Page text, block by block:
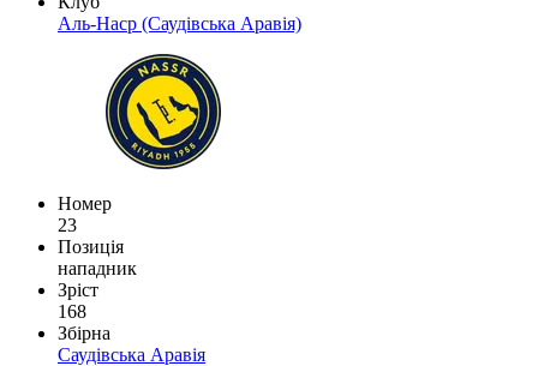
Аль-Наср (Саудівська Аравія)
Номер
23
Позиція
нападник
Зріст
168
Збірна
Саудівська Аравія